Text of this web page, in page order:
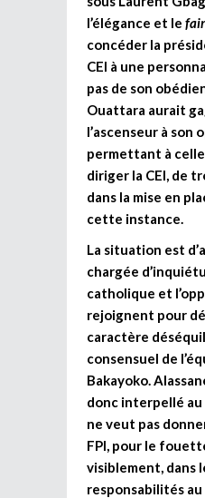
l’élégance et le
concéder la
CEI à une
pas de son
Ouattara aurait
l’ascenseur à son
permettant à
diriger la CEI, de
dans la mise en
cette instance.
La situation est
chargée
catholique et
rejoignent pour
caractère
consensuel de
Bakayoko.
donc interpellé au
ne veut pas
FPI, pour le
visiblement, dans
responsabilités